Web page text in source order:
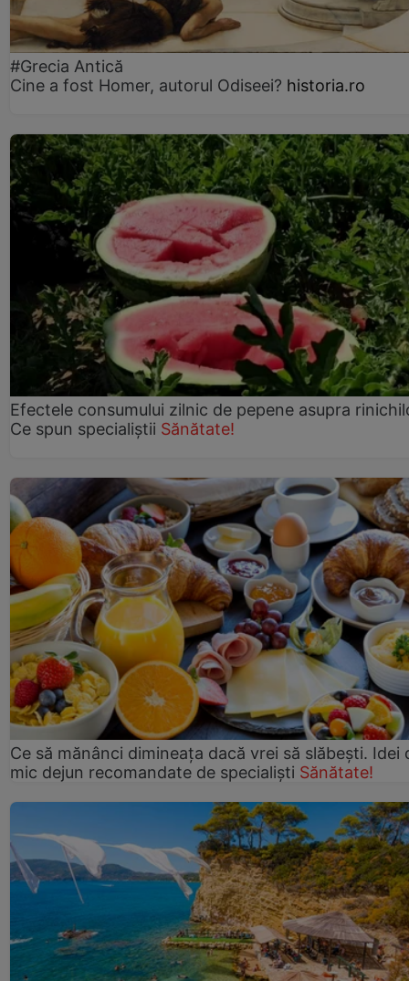
#Grecia Antică
Cine a fost Homer, autorul Odiseei? historia.ro
Efectele consumului zilnic de pepene asupra
Ce spun specialiștii Sănătate!
Ce să mănânci dimineața dacă vrei să slăbești. Idei
mic dejun recomandate de specialiști Sănătate!